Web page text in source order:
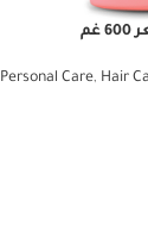
غم
Personal Care, Hair